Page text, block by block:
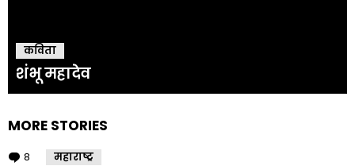
कविता
शंभू महादेव
MORE STORIES
8 Comments
महाराष्ट्र